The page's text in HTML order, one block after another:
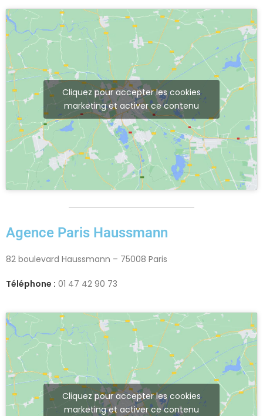
Cliquez pour accepter les cookies
marketing et activer ce contenu
Agence Paris Haussmann
82 boulevard Haussmann – 75008 Paris
Téléphone : 01 47 42 90 73
Cliquez pour accepter les cookies
marketing et activer ce contenu